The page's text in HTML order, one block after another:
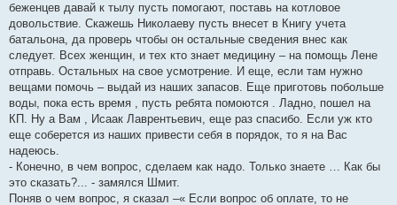
беженцев давай к тылу пусть помогают, поставь на котловое
довольствие. Скажешь Николаеву пусть внесет в Книгу учета
батальона, да проверь чтобы он остальные сведения внес как
следует. Всех женщин, и тех кто знает медицину – на помощь Лене
отправь. Остальных на свое усмотрение. И еще, если там нужно
вещами помочь – выдай из наших запасов. Еще приготовь побольше
воды, пока есть время , пусть ребята помоются . Ладно, пошел на
КП. Ну а Вам , Исаак Лаврентьевич, еще раз спасибо. Если уж кто
еще соберется из наших привести себя в порядок, то я на Вас
надеюсь.
- Конечно, в чем вопрос, сделаем как надо. Только знаете … Как бы
это сказать?... - замялся Шмит.
Поняв о чем вопрос, я сказал –« Если вопрос об оплате, то не